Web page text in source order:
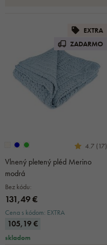
EXTRA
ZADARMO
4.7 (17)
Vlnený pletený pléd Merino
modrá
Bez kódu:
131,49 €
Cena s kódom: EXTRA
105,19 €
skladom